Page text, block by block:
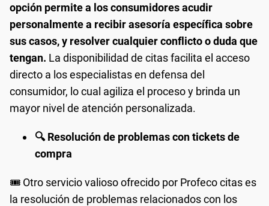
opción permite a los consumidores acudir
personalmente a recibir asesoría específica sobre
sus casos, y resolver cualquier conflicto o duda que
tengan. La disponibilidad de citas facilita el acceso
directo a los especialistas en defensa del
consumidor, lo cual agiliza el proceso y brinda un
mayor nivel de atención personalizada.
🔍 Resolución de problemas con tickets de
compra
🎟️ Otro servicio valioso ofrecido por Profeco citas es
la resolución de problemas relacionados con los